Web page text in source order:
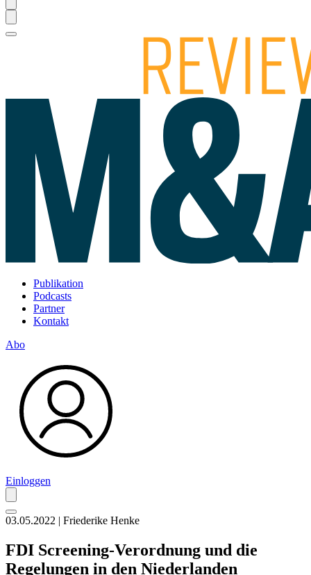
Publikation
Podcasts
Partner
Kontakt
Abo
Einloggen
03.05.2022 | Friederike Henke
FDI Screening-Verordnung und die
Regelungen in den Niederlanden